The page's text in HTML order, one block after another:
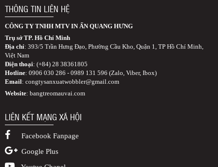
THÔNG TIN LIÊN HỆ
CÔNG TY TNHH MTV IN ẤN QUANG HƯNG
Trụ sở TP. Hồ Chí Minh
Địa chỉ: 393/5 Trần Hưng Đạo, Phường Cầu Kho, Quận 1, TP Hồ Chí Minh,
Việt Nam
Điện thoại: (+84) 28 38361805
Hotline: 0906 030 286 - 0989 131 596 (Zalo, Viber, Ibox)
Email: congtysanxuatwobbler@gmail.com
Website: bangtreomauvai.com
LIÊN KẾT MẠNG XÃ HỘI
Facebook Fanpage
Google Plus